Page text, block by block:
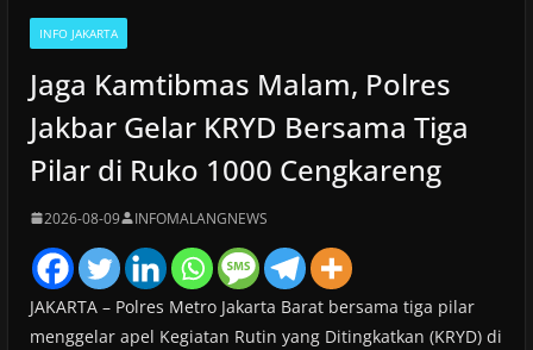
INFO JAKARTA
Jaga Kamtibmas Malam, Polres
Jakbar Gelar KRYD Bersama Tiga
Pilar di Ruko 1000 Cengkareng
2026-08-09 INFOMALANGNEWS
JAKARTA – Polres Metro Jakarta Barat bersama tiga pilar
menggelar apel Kegiatan Rutin yang Ditingkatkan (KRYD) di